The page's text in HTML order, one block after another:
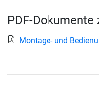
PDF-Dokumente
Montage- und